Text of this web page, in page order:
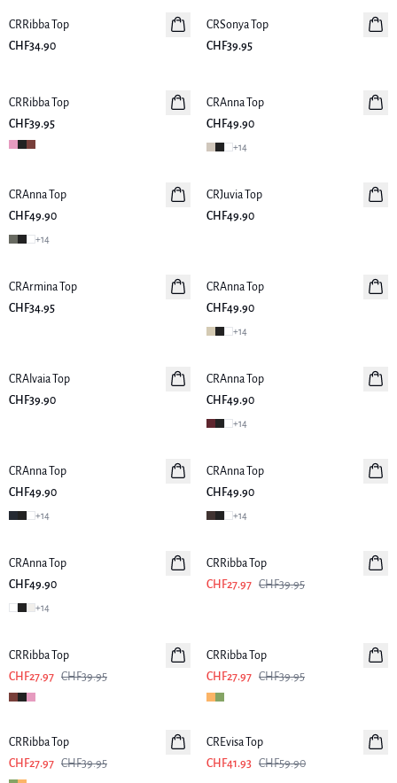
Neuheiten
CRRibba Top
CHF34.90
Neuheiten
CRSonya Top
CHF39.95
Neuheiten
CRRibba Top
CHF39.95
Neuheiten
CRAnna Top
CHF49.90
+14
Neuheiten
CRAnna Top
CHF49.90
+14
Neuheiten
CRJuvia Top
CHF49.90
Neuheiten
CRArmina Top
CHF34.95
Neuheiten
CRAnna Top
CHF49.90
+14
Neuheiten
CRAlvaia Top
CHF39.90
Neuheiten
CRAnna Top
CHF49.90
+14
Neuheiten
CRAnna Top
CHF49.90
+14
Neuheiten
CRAnna Top
CHF49.90
+14
Neuheiten
CRAnna Top
CHF49.90
+14
CRRibba Top
CHF27.97 CHF39.95
CRRibba Top
CHF27.97 CHF39.95
CRRibba Top
CHF27.97 CHF39.95
-30%
CRRibba Top
CHF27.97 CHF39.95
-30%
CREvisa Top
CHF41.93 CHF59.90